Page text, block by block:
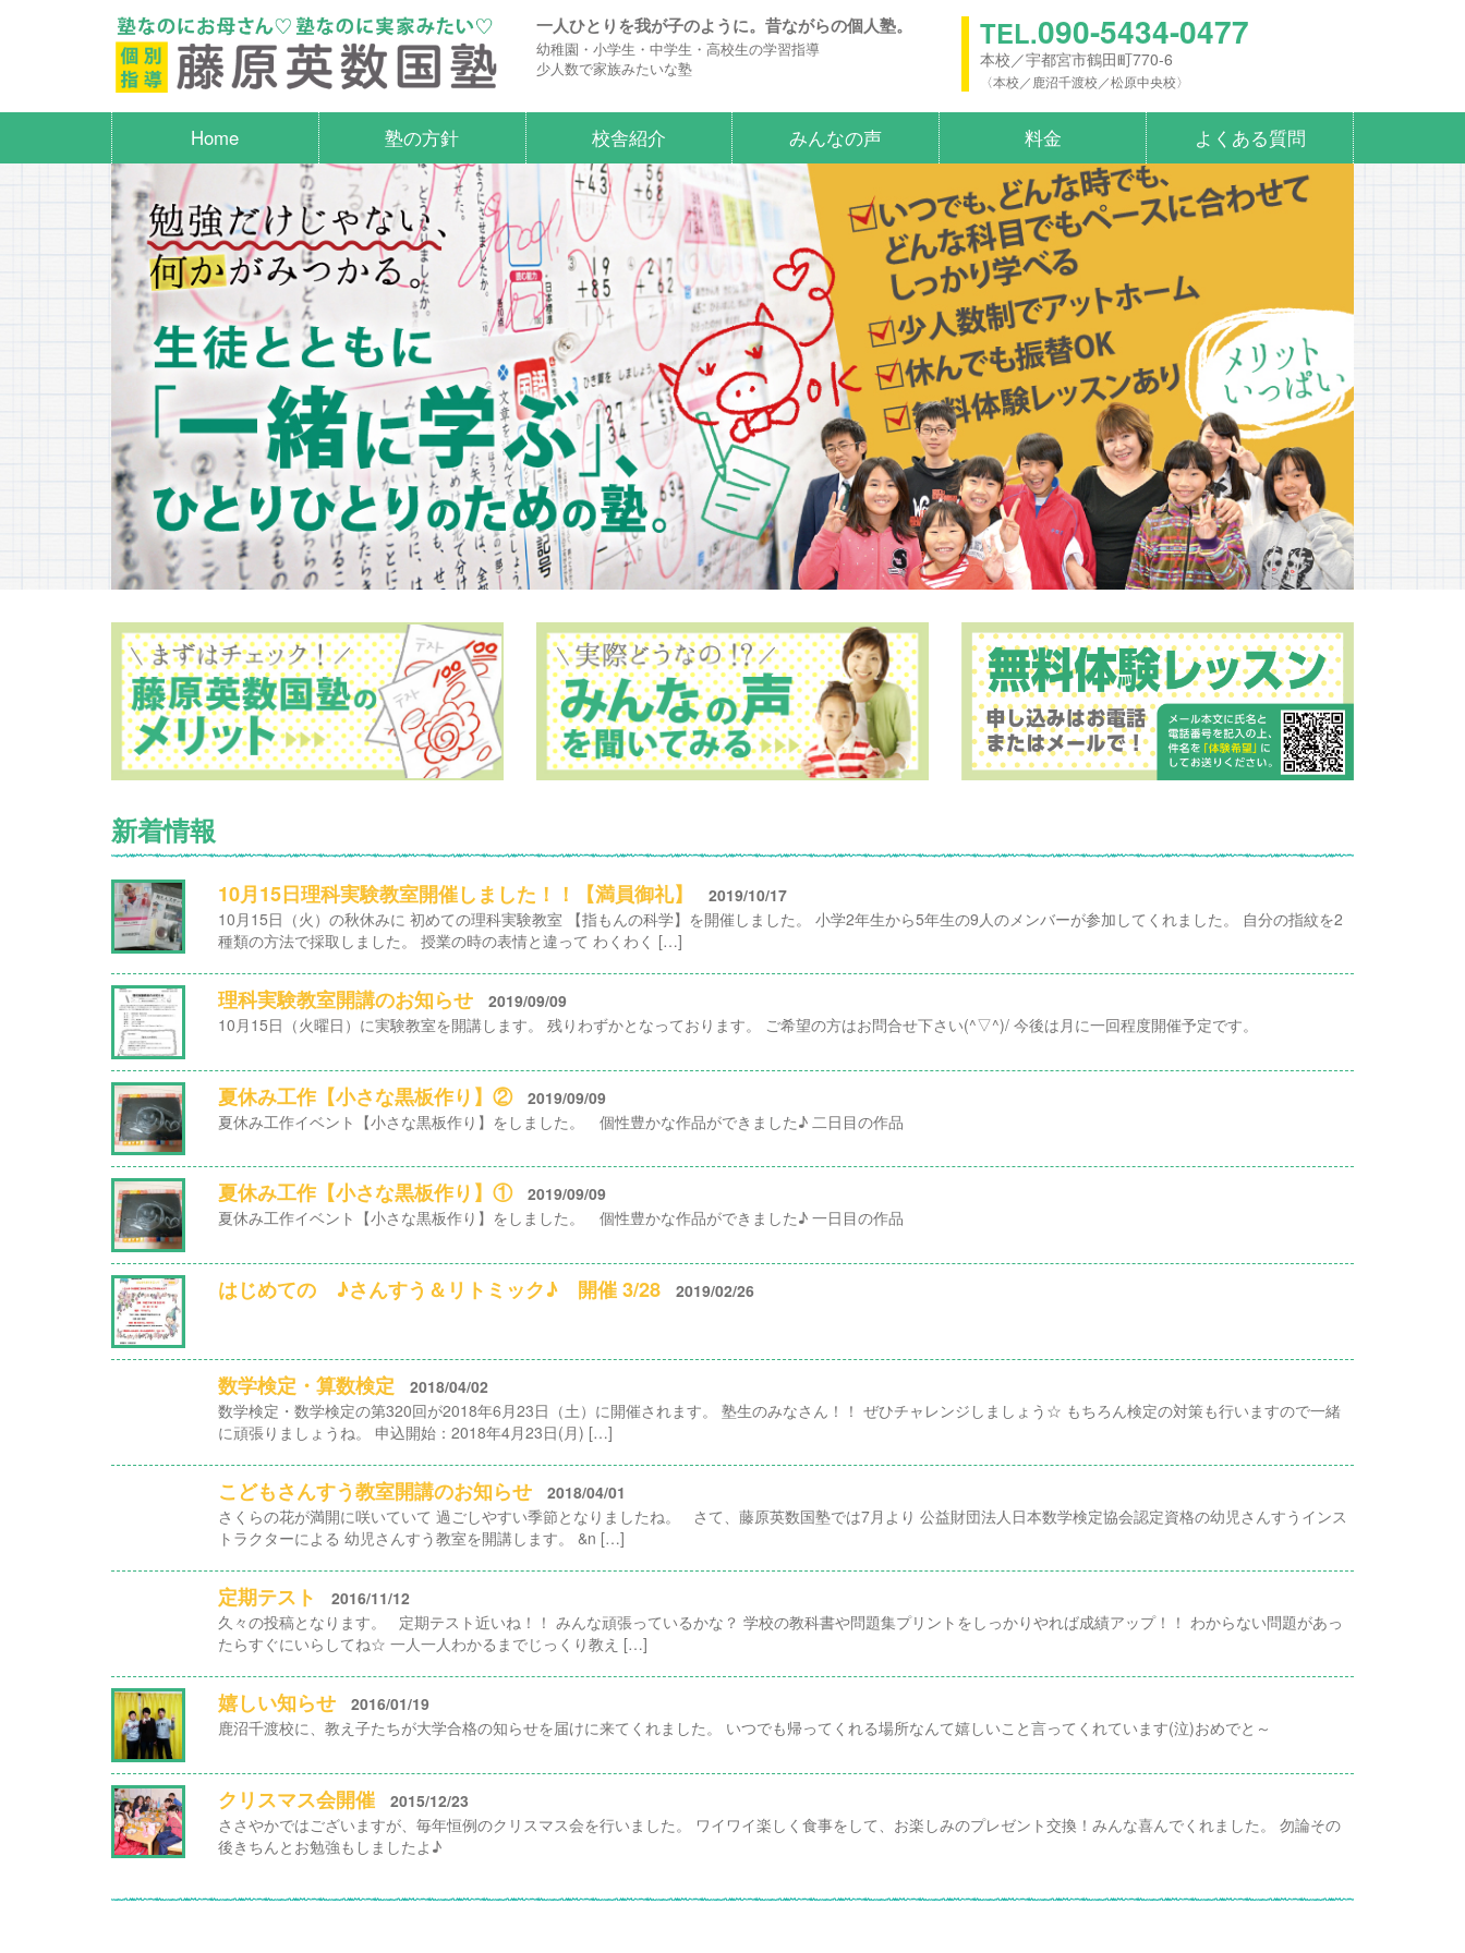
一人ひとりを我が子のように。昔ながらの個人塾。
幼稚園・小学生・中学生・高校生の学習指導
少人数で家族みたいな塾
TEL.090-5434-0477
本校／宇都宮市鶴田町770-6
〈本校／鹿沼千渡校／松原中央校〉
Home 塾の方針 校舎紹介 みんなの声 料金 よくある質問
新着情報
10月15日理科実験教室開催しました！！【満員御礼】
2019/10/17
10月15日（火）の秋休みに 初めての理科実験教室 【指もんの科学】を開催しました。 小学2年生から5年生の9人のメンバーが参加してくれました。 自分の指紋を2
種類の方法で採取しました。 授業の時の表情と違って わくわく […]
理科実験教室開講のお知らせ
2019/09/09
10月15日（火曜日）に実験教室を開講します。 残りわずかとなっております。 ご希望の方はお問合せ下さい(^▽^)/ 今後は月に一回程度開催予定です。
夏休み工作【小さな黒板作り】②
2019/09/09
夏休み工作イベント【小さな黒板作り】をしました。 個性豊かな作品ができました♪ 二日目の作品
夏休み工作【小さな黒板作り】①
2019/09/09
夏休み工作イベント【小さな黒板作り】をしました。 個性豊かな作品ができました♪ 一日目の作品
はじめての ♪さんすう＆リトミック♪ 開催 3/28 2019/02/26
数学検定・算数検定
2018/04/02
数学検定・数学検定の第320回が2018年6月23日（土）に開催されます。 塾生のみなさん！！ ぜひチャレンジしましょう☆ もちろん検定の対策も行いますので一緒
に頑張りましょうね。 申込開始：2018年4月23日(月) […]
こどもさんすう教室開講のお知らせ
2018/04/01
さくらの花が満開に咲いていて 過ごしやすい季節となりましたね。 さて、藤原英数国塾では7月より 公益財団法人日本数学検定協会認定資格の幼児さんすうインス
トラクターによる 幼児さんすう教室を開講します。 &n […]
定期テスト
2016/11/12
久々の投稿となります。 定期テスト近いね！！ みんな頑張っているかな？ 学校の教科書や問題集プリントをしっかりやれば成績アップ！！ わからない問題があっ
たらすぐにいらしてね☆ 一人一人わかるまでじっくり教え […]
嬉しい知らせ
2016/01/19
鹿沼千渡校に、教え子たちが大学合格の知らせを届けに来てくれました。 いつでも帰ってくれる場所なんて嬉しいこと言ってくれています(泣)おめでと～
クリスマス会開催
2015/12/23
ささやかではございますが、毎年恒例のクリスマス会を行いました。 ワイワイ楽しく食事をして、お楽しみのプレゼント交換！みんな喜んでくれました。 勿論その
後きちんとお勉強もしましたよ♪